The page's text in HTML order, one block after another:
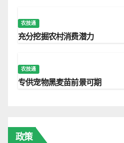
农技通
充分挖掘农村消费潜力
农技通
专供宠物黑麦苗前景可期
政策